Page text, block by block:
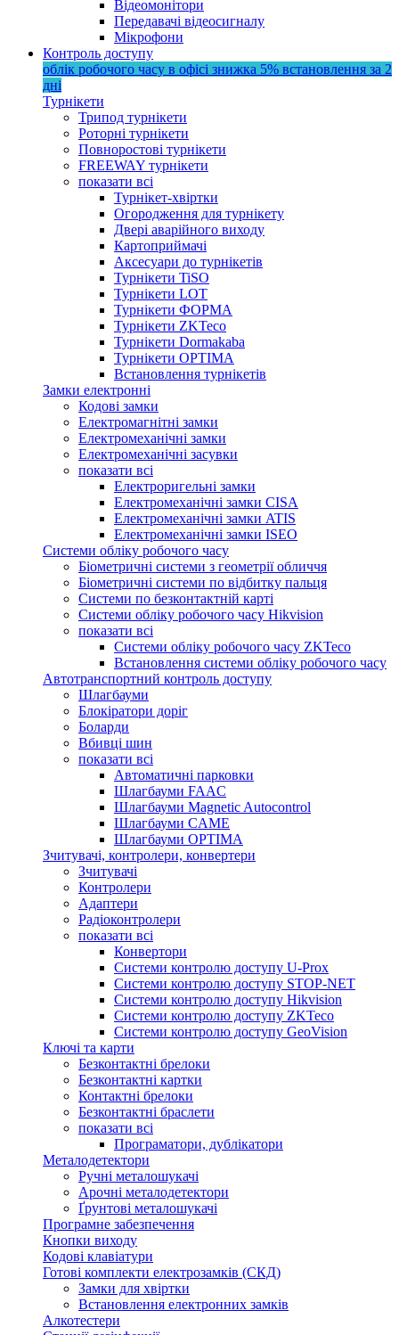
Відеомонітори
Передавачі відеосигналу
Мікрофони
Контроль доступу
облік робочого часу в офісі знижка 5% встановлення за 2
дні
Турнікети
Трипод турнікети
Роторні турнікети
Повноростові турнікети
FREEWAY турнікети
показати всі
Турнікет-хвіртки
Огородження для турнікету
Двері аварійного виходу
Картоприймачі
Аксесуари до турнікетів
Турнікети TiSO
Турнікети LOT
Турнікети ФОРМА
Турнікети ZKTeco
Турнікети Dormakaba
Турнікети OPTIMA
Встановлення турнікетів
Замки електронні
Кодові замки
Електромагнітні замки
Електромеханічні замки
Електромеханічні засувки
показати всі
Електроригельні замки
Електромеханічні замки CISA
Електромеханічні замки ATIS
Електромеханічні замки ISEO
Системи обліку робочого часу
Біометричні системи з геометрії обличчя
Біометричні системи по відбитку пальця
Системи по безконтактній карті
Системи обліку робочого часу Hikvision
показати всі
Системи обліку робочого часу ZKTeco
Встановлення системи обліку робочого часу
Автотранспортний контроль доступу
Шлагбауми
Блокіратори доріг
Боларди
Вбивці шин
показати всі
Автоматичні парковки
Шлагбауми FAAC
Шлагбауми Magnetic Autocontrol
Шлагбауми CAME
Шлагбауми OPTIMA
Зчитувачі, контролери, конвертери
Зчитувачі
Контролери
Адаптери
Радіоконтролери
показати всі
Конвертори
Системи контролю доступу U-Prox
Системи контролю доступу STOP-NET
Системи контролю доступу Hikvision
Системи контролю доступу ZKTeco
Системи контролю доступу GeoVision
Ключі та карти
Безконтактні брелоки
Безконтактні картки
Контактні брелоки
Безконтактні браслети
показати всі
Програматори, дублікатори
Металодетектори
Ручні металошукачі
Арочні металодетектори
Ґрунтові металошукачі
Програмне забезпечення
Кнопки виходу
Кодові клавіатури
Готові комплекти електрозамків (СКД)
Замки для хвіртки
Встановлення електронних замків
Алкотестери